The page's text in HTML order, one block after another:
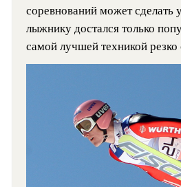
соревнований может сделать
лыжнику достался только
самой лучшей техникой